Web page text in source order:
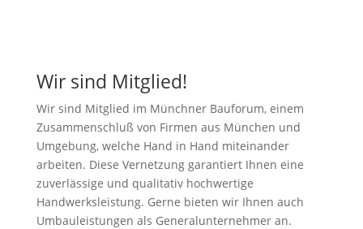
Wir sind Mitglied!
Wir sind Mitglied im Münchner Bauforum, einem
Zusammenschluß von Firmen aus München und
Umgebung, welche Hand in Hand miteinander
arbeiten. Diese Vernetzung garantiert Ihnen eine
zuverlässige und qualitativ hochwertige
Handwerksleistung. Gerne bieten wir Ihnen auch
Umbauleistungen als Generalunternehmer an.